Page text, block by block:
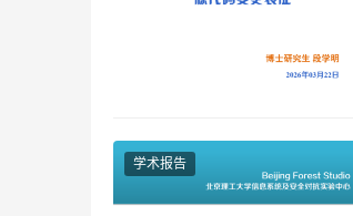
学术报告